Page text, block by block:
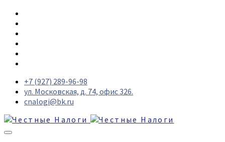
+7 (927) 289-96-98
ул. Московская, д. 74, офис 326.
cnalogi@bk.ru